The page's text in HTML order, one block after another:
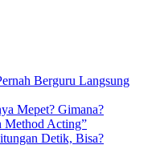
Berguru Langsung
Mepet? Gimana?
Method Acting”
Detik, Bisa?